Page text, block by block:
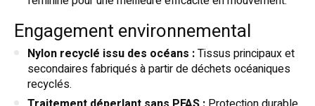
Engagement environnemental
Nylon recyclé issu des océans :Tissus principaux et
secondaires fabriqués à partir de déchets océaniques
recyclés.